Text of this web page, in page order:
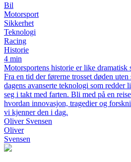
Bil
Motorsport
Sikkerhet
Teknologi
Racing
Historie
4 min
Motorsportens historie er like dramatisk
Fra en tid der førerne trosset døden
dagens avanserte teknologi som redder
seg i takt med farten. Bli med på en
hvordan innovasjon, tragedier og
vi kjenner den i dag.
Oliver Svensen
Oliver
Svensen